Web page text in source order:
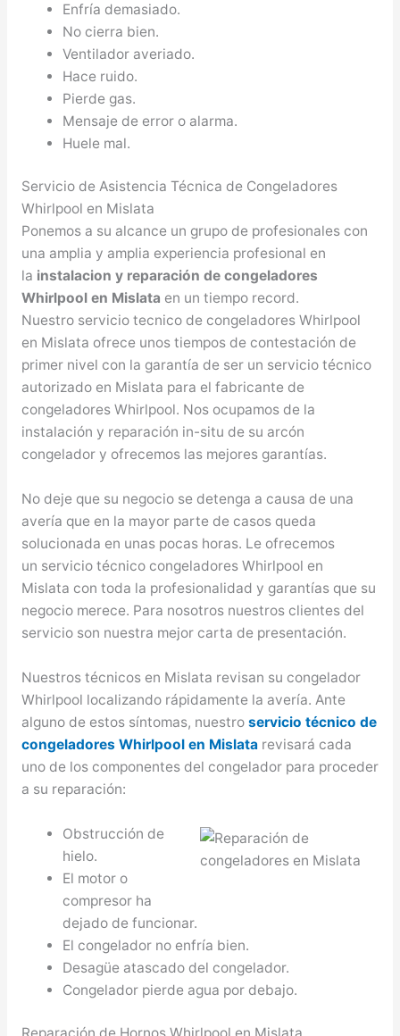
Enfría demasiado.
No cierra bien.
Ventilador averiado.
Hace ruido.
Pierde gas.
Mensaje de error o alarma.
Huele mal.
Servicio de Asistencia Técnica de Congeladores
Whirlpool en Mislata
Ponemos a su alcance un grupo de profesionales con
una amplia y amplia experiencia profesional en
la instalacion y reparación de congeladores
Whirlpool en Mislata en un tiempo record.
Nuestro servicio tecnico de congeladores Whirlpool
en Mislata ofrece unos tiempos de contestación de
primer nivel con la garantía de ser un servicio técnico
autorizado en Mislata para el fabricante de
congeladores Whirlpool. Nos ocupamos de la
instalación y reparación in-situ de su arcón
congelador y ofrecemos las mejores garantías.
No deje que su negocio se detenga a causa de una
avería que en la mayor parte de casos queda
solucionada en unas pocas horas. Le ofrecemos
un servicio técnico congeladores Whirlpool en
Mislata con toda la profesionalidad y garantías que su
negocio merece. Para nosotros nuestros clientes del
servicio son nuestra mejor carta de presentación.
Nuestros técnicos en Mislata revisan su congelador
Whirlpool localizando rápidamente la avería. Ante
alguno de estos síntomas, nuestro servicio técnico de
congeladores Whirlpool en Mislatarevisará cada
uno de los componentes del congelador para proceder
a su reparación:
Obstrucción de
hielo.
El motor o
compresor ha
dejado de funcionar.
El congelador no enfría bien.
Desagüe atascado del congelador.
Congelador pierde agua por debajo.